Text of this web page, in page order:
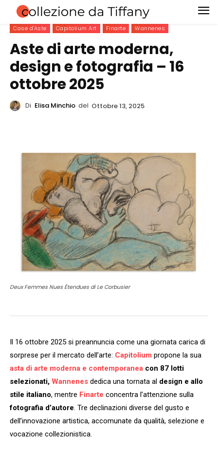
Case d'Aste Capitolium Art Finarte Wannenes
Aste di arte moderna,
design e fotografia – 16
ottobre 2025
Di Elisa Minchio del Ottobre 13, 2025
Deux Femmes Nues Étendues di Le Corbusier
Il 16 ottobre 2025 si preannuncia come una giornata carica di
sorprese per il mercato dell’arte: Capitolium propone la sua
asta di arte moderna e contemporanea con 87 lotti
selezionati, Wannenes dedica una tornata al design e allo
stile italiano, mentre Finarte concentra l’attenzione sulla
fotografia d’autore. Tre declinazioni diverse del gusto e
dell’innovazione artistica, accomunate da qualità, selezione e
vocazione collezionistica.